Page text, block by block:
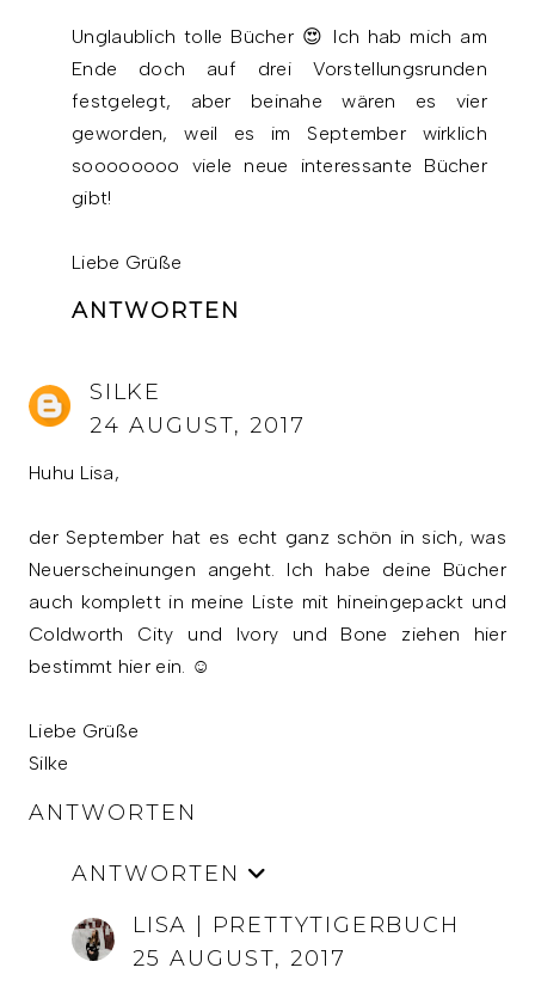
Unglaublich tolle Bücher 😍 Ich hab mich am
Ende doch auf drei Vorstellungsrunden
festgelegt, aber beinahe wären es vier
geworden, weil es im September wirklich
soooooooo viele neue interessante Bücher
gibt!
Liebe Grüße
ANTWORTEN
SILKE
24 AUGUST, 2017
Huhu Lisa,
der September hat es echt ganz schön in sich, was
Neuerscheinungen angeht. Ich habe deine Bücher
auch komplett in meine Liste mit hineingepackt und
Coldworth City und Ivory und Bone ziehen hier
bestimmt hier ein. ☺
Liebe Grüße
Silke
ANTWORTEN
ANTWORTEN
LISA | PRETTYTIGERBUCH
25 AUGUST, 2017